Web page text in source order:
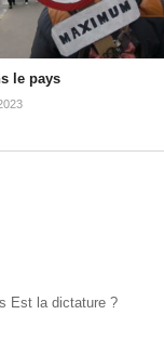
le pays
Est la dictature ?